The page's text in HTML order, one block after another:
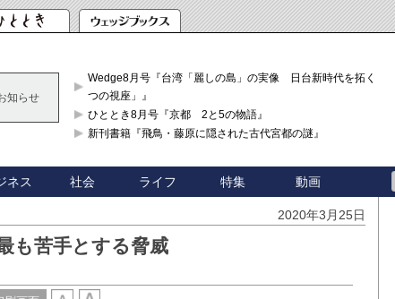
知らせ
Wedge8月号『台湾「麗しの島」の実像 日台新時代を拓く「3
つの視座」』
ひととき8月号『京都 2と5の物語』
新刊書籍『飛鳥・藤原に隠された古代宮都の謎』
ネス 社会 ライフ 特集 動画
2020年3月25日
も苦手とする脅威